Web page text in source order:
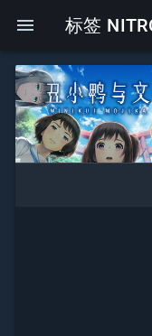
menu